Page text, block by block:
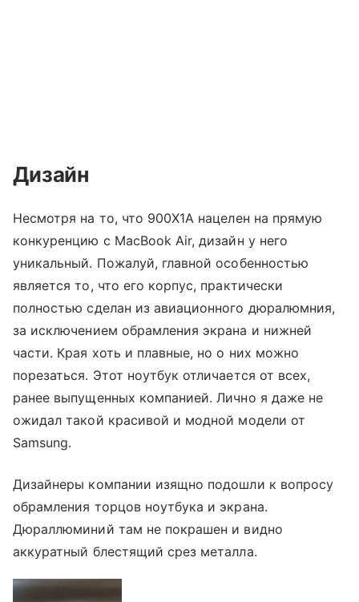
Дизайн
Несмотря на то, что 900X1A нацелен на прямую
конкуренцию с MacBook Air, дизайн у него
уникальный. Пожалуй, главной особенностью
является то, что его корпус, практически
полностью сделан из авиационного дюралюмния,
за исключением обрамления экрана и нижней
части. Края хоть и плавные, но о них можно
порезаться. Этот ноутбук отличается от всех,
ранее выпущенных компанией. Лично я даже не
ожидал такой красивой и модной модели от
Samsung.
Дизайнеры компании изящно подошли к вопросу
обрамления торцов ноутбука и экрана.
Дюраллюминий там не покрашен и видно
аккуратный блестящий срез металла.